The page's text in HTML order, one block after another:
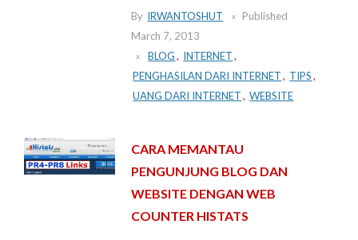
By IRWANTOSHUT
Published
March 7, 2013
BLOG , INTERNET ,
PENGHASILAN DARI INTERNET , TIPS ,
UANG DARI INTERNET , WEBSITE
CARA MEMANTAU
PENGUNJUNG BLOG DAN
WEBSITE DENGAN WEB
COUNTER HISTATS